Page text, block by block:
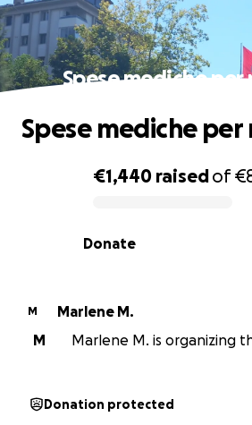
Spese mediche per
0% complete
€1,440 raisedof
Donate
Spese mediche per
M
Marlene M.
M
Marlene M. is organizing
Donation protected